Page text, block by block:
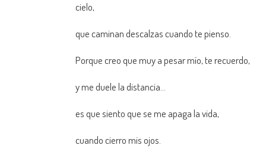
cielo,
que caminan descalzas cuando te pienso.
Porque creo que muy a pesar mío, te recuerdo,
y me duele la distancia…
es que siento que se me apaga la vida,
cuando cierro mis ojos.